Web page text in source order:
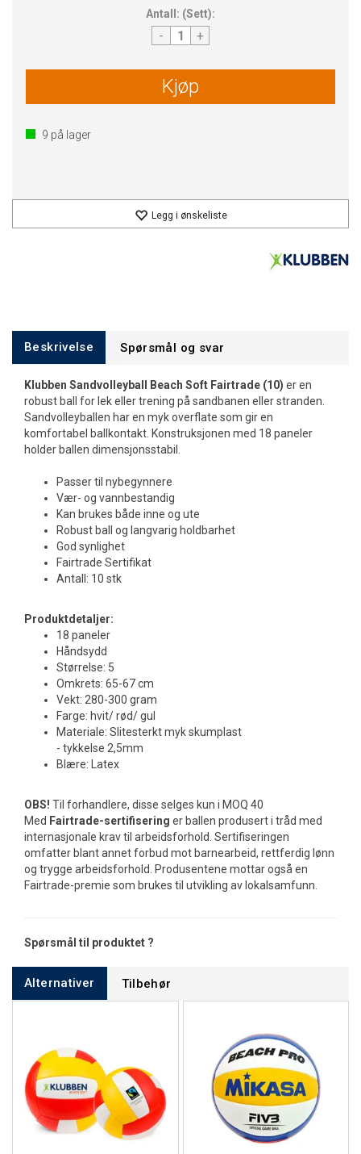
Antall: (Sett):
- +
Kjøp
9 på lager
Legg i ønskeliste
Beskrivelse Spørsmål og svar
Klubben Sandvolleyball Beach Soft Fairtrade (10) er en
robust ball for lek eller trening på sandbanen eller stranden.
Sandvolleyballen har en myk overflate som gir en
komfortabel ballkontakt. Konstruksjonen med 18 paneler
holder ballen dimensjonsstabil.
Passer til nybegynnere
Vær- og vannbestandig
Kan brukes både inne og ute
Robust ball og langvarig holdbarhet
God synlighet
Fairtrade Sertifikat
Antall: 10 stk
Produktdetaljer:
18 paneler
Håndsydd
Størrelse: 5
Omkrets: 65-67 cm
Vekt: 280-300 gram
Farge: hvit/ rød/ gul
Materiale: Slitesterkt myk skumplast
- tykkelse 2,5mm
Blære: Latex
OBS! Til forhandlere, disse selges kun i MOQ 40
Med Fairtrade-sertifisering er ballen produsert i tråd med
internasjonale krav til arbeidsforhold. Sertifiseringen
omfatter blant annet forbud mot barnearbeid, rettferdig lønn
og trygge arbeidsforhold. Produsentene mottar også en
Fairtrade-premie som brukes til utvikling av lokalsamfunn.
Spørsmål til produktet ?
Alternativer Tilbehør